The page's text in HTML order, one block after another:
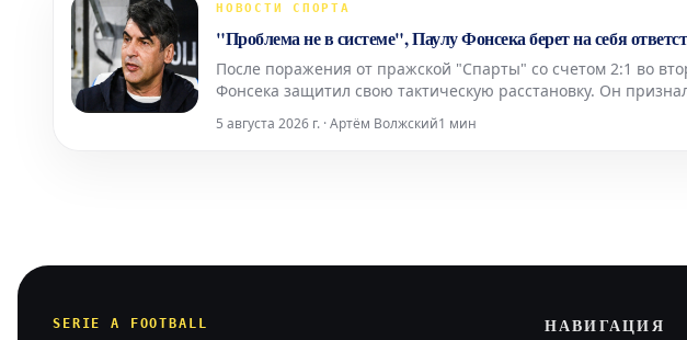
НОВОСТИ СПОРТА
"Проблема не в системе", Паулу Фонсека берет на себя
После поражения от пражской "Спарты" со счетом 2:1 во
Фонсека защитил свою тактическую расстановку. Он
правильными. "Лиону" теперь необходимо победить в
стыковых играх
5 августа 2026 г. · Артём Волжский1 мин
SERIE A FOOTBALL НАВИГАЦИЯ